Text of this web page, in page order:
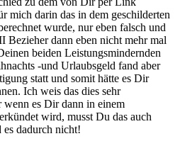
mich darin das in dem geschilderten
wurde, nur eben falsch und
Bezieher dann eben nicht mehr mal
beiden Leistungsmindernden
-und Urlaubsgeld fand aber
statt und somit hätte es Dir
Ich weis das dies sehr
wenn es Dir dann in einem
wird, musst Du das auch
es dadurch nicht!